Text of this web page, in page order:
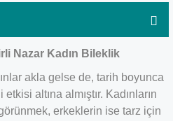
Nazar Kadın Bileklik
akla gelse de, tarih boyunca
altına almıştır. Kadınların
erkeklerin ise tarz için